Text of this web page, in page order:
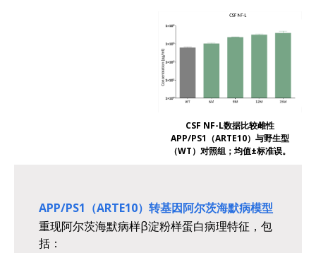
CSF NF-L数据比较雌性
APP/PS1（ARTE10）与野生型
（WT）对照组；均值±标准误。
APP/PS1（ARTE10）转基因阿尔茨海默病模型
重现阿尔茨海默病样β淀粉样蛋白病理特征，包
括：